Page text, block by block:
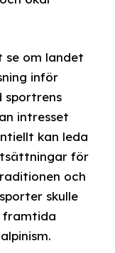
se om landet
inför
sportrens
intresset
kan leda
för
och
skulle
framtida